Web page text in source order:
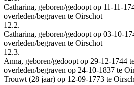
Catharina, geboren/gedoopt op 11-11-
overleden/begraven te Oirschot
12.2.
Catharina, geboren/gedoopt op 03-10-
overleden/begraven te Oirschot
12.3.
Anna, geboren/gedoopt op 29-12-1744
overleden/begraven op 24-10-1837 te
Trouwt (28 jaar) op 12-09-1773 te